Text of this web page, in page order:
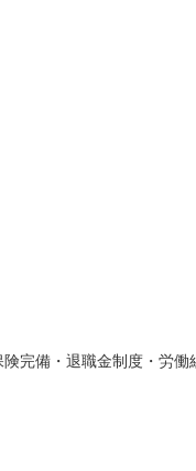
完備・退職金制度・労働